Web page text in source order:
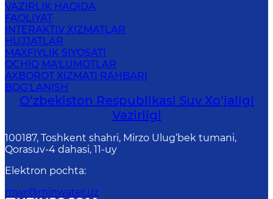
VAZIRLIK HAQIDA
FAOLIYAT
INTERAKTIV XIZMATLAR
HUJJATLAR
MAXFIYLIK SIYOSATI
OCHIQ MA'LUMOTLAR
AXBOROT XIZMATI RAHBARI
BOG‘LANISH
O‘zbekiston Respublikasi Suv Хo‘jaligi
Vazirligi
100187, Toshkent shahri, Mirzo Ulug‘bek tumani,
Qorasuv-4 dahasi, 11-uy
Elektron pochta:
mwr@minwater.uz